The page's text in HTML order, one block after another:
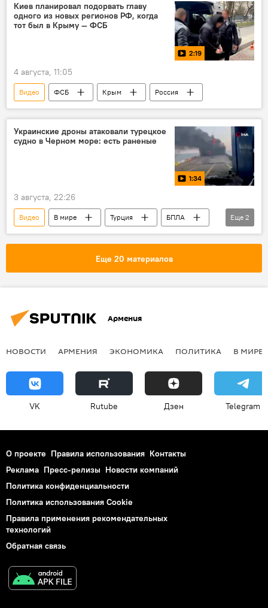
Киев планировал подорвать главу
одного из новых регионов РФ, когда
тот был в Крыму — ФСБ
2:19
4 августа, 11:05
Видео ФСБ Крым Россия
Украинские дроны атаковали турецкое
судно в Черном море: есть раненые
1:34
3 августа, 22:26
Видео В мире Турция
БПЛА
судно
Черное море
Еще 2
Еще 20 материалов
Армения
НОВОСТИ АРМЕНИЯ ЭКОНОМИКА ПОЛИТИКА В МИРЕ
VK Rutube Дзен Telegram
О проекте Правила использования Контакты
Реклама Пресс-релизы Новости компаний
Политика конфиденциальности
Политика использования Cookie
Правила применения рекомендательных
технологий
Обратная связь